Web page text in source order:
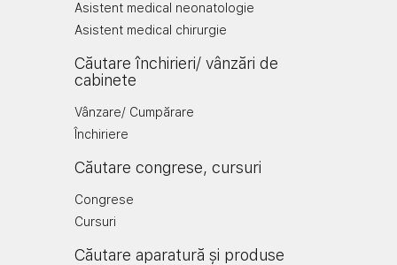
Asistent medical neonatologie
Asistent medical chirurgie
Căutare închirieri/ vânzări de
cabinete
Vânzare/ Cumpărare
Închiriere
Căutare congrese, cursuri
Congrese
Cursuri
Căutare aparatură și produse